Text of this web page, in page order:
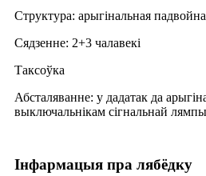
Структура: арыгінальная
Сядзенне: 2+3 чалавекі
Таксоўка
Абсталяванне: у дадатак да
выключальнікам сігнальнай
Інфармацыя пра лябёдку